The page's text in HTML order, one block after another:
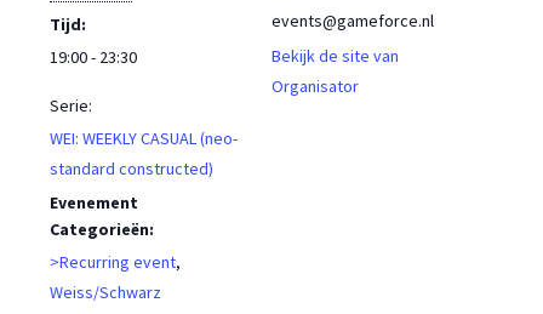
Tijd:
19:00 - 23:30
Serie:
WEI: WEEKLY CASUAL (neo-
standard constructed)
Evenement
Categorieën:
>Recurring event,
Weiss/Schwarz
events@gameforce.nl
Bekijk de site van
Organisator